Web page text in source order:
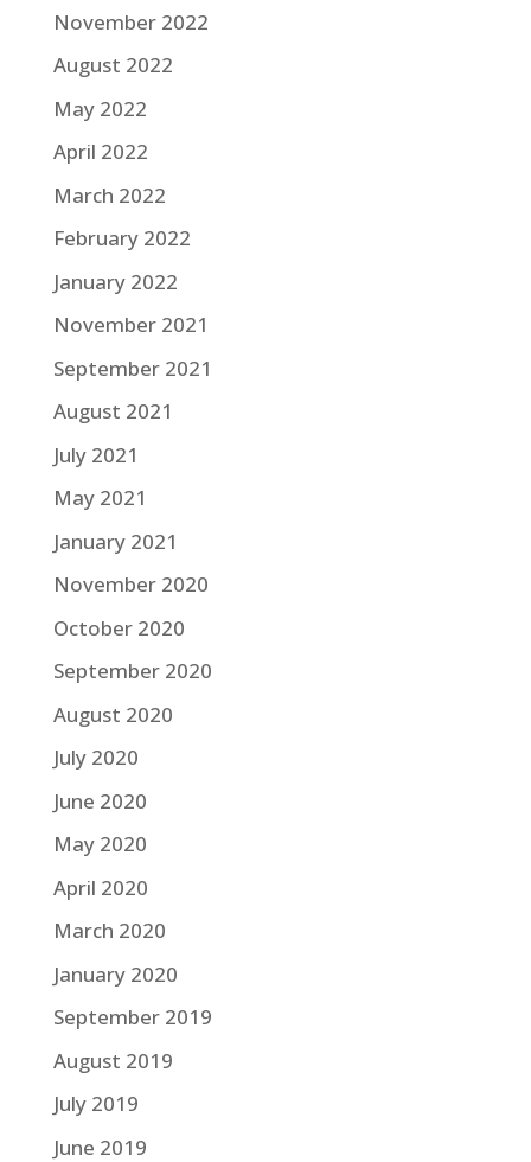
November 2022
August 2022
May 2022
April 2022
March 2022
February 2022
January 2022
November 2021
September 2021
August 2021
July 2021
May 2021
January 2021
November 2020
October 2020
September 2020
August 2020
July 2020
June 2020
May 2020
April 2020
March 2020
January 2020
September 2019
August 2019
July 2019
June 2019